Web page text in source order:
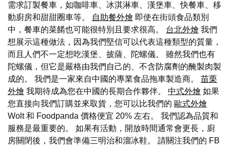
需求訂製餐車，如咖啡車、冰淇淋車、漢堡車、快餐車、移
動廚房和甜甜圈車等。
自助餐外燴 即使在街頭食品類別
中，餐車的菜餚也可能很特別且要求很高。 台北外燴 我們
想展示這種做法，因為我們堅信可以代表這種類型的質量，
而且人們不一定想吃漢堡、披薩、陀螺儀。 雖然我們也有
陀螺儀，但它是嚴格由我們自己的、不含防腐劑的醃製肉製
成的。 我們是一家來自中國的專業食品拖車製造商。 苗栗
外燴 我期待成為您在中國的長期合作夥伴。 中式外燴 如果
您直接向我們訂購並來取貨，您可以比我們的 歐式外燴
Wolt 和 Foodpanda 價格便宜 20% 左右。 我們認為品質和
服務是最重要的。 如果有活動，開放時間通常會更長，廚
房關閉後，我們會準備三明治和溜冰鞋。 請關注我們的 FB